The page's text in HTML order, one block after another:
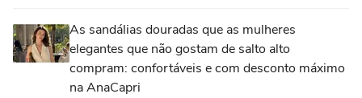
As sandálias douradas que as mulheres
elegantes que não gostam de salto alto
compram: confortáveis e com desconto máximo
na AnaCapri